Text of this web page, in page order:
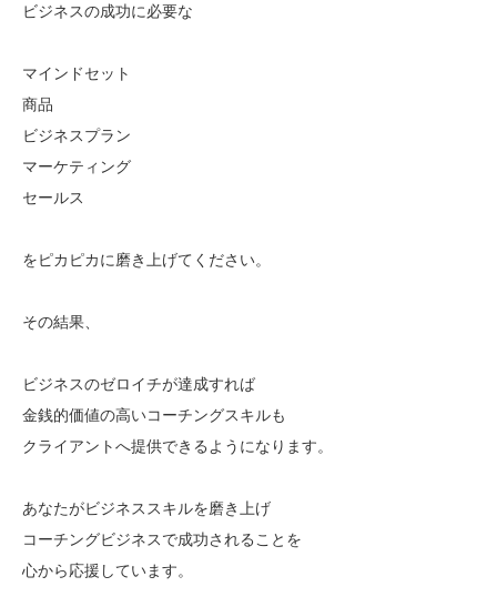
ビジネスの成功に必要な
マインドセット
商品
ビジネスプラン
マーケティング
セールス
をピカピカに磨き上げてください。
その結果、
ビジネスのゼロイチが達成すれば
金銭的価値の高いコーチングスキルも
クライアントへ提供できるようになります。
あなたがビジネススキルを磨き上げ
コーチングビジネスで成功されることを
心から応援しています。